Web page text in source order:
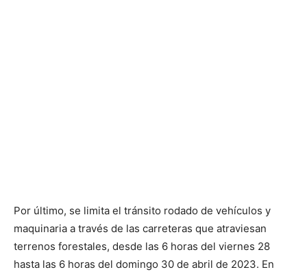
Por último, se limita el tránsito rodado de vehículos y
maquinaria a través de las carreteras que atraviesan
terrenos forestales, desde las 6 horas del viernes 28
hasta las 6 horas del domingo 30 de abril de 2023. En